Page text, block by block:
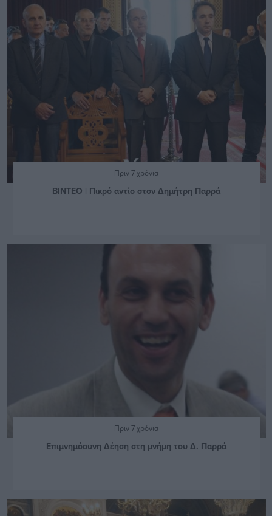
Πριν 7 χρόνια
ΒΙΝΤΕΟ | Πικρό αντίο στον Δημήτρη Παρρά
Πριν 7 χρόνια
Επιμνημόσυνη Δέηση στη μνήμη του Δ. Παρρά